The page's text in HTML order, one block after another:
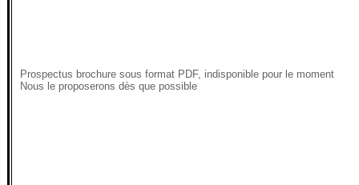
Prospectus brochure sous format PDF, indisponible pour le moment
Nous le proposerons dès que possible